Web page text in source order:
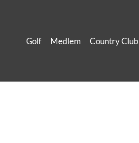
Golf Medlem Country Club